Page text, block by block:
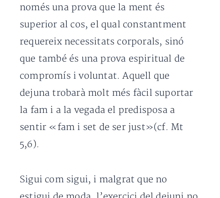
només una prova que la ment és
superior al cos, el qual constantment
requereix necessitats corporals, sinó
que també és una prova espiritual de
compromís i voluntat. Aquell que
dejuna trobarà molt més fàcil suportar
la fam i a la vegada el predisposa a
sentir «fam i set de ser just»(cf. Mt
5,6).
Sigui com sigui, i malgrat que no